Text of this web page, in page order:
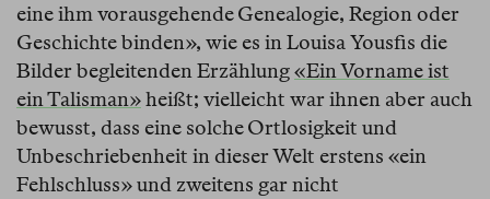
eine ihm vorausgehende Genealogie, Region oder
Geschichte binden», wie es in Louisa Yousfis die
Bilder begleitenden Erzählung«Ein Vorname ist
ein Talisman»heißt; vielleicht war ihnen aber auch
bewusst, dass eine solche Ortlosigkeit und
Unbeschriebenheit in dieser Welt erstens «ein
Fehlschluss» und zweitens gar nicht